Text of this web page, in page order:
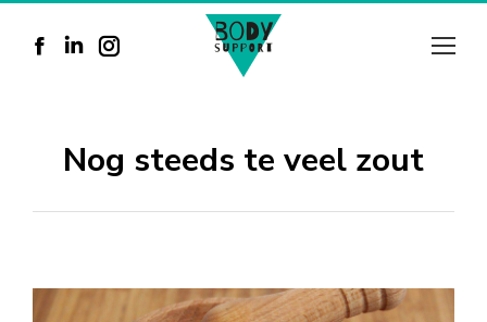
Facebook
Linkedin
in
Instagram
in
Nog steeds te veel zout